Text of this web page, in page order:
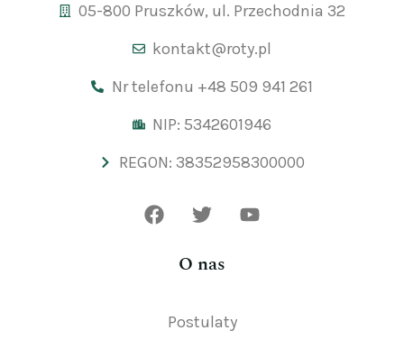
05-800 Pruszków, ul. Przechodnia 32
kontakt@roty.pl
Nr telefonu +48 509 941 261
NIP: 5342601946
REGON: 38352958300000
O nas
Postulaty